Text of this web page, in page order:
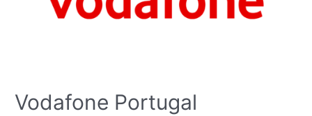
Vodafone Portugal